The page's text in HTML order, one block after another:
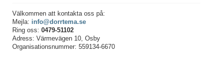
Välkommen att kontakta oss på:
Mejla: info@dorrtema.se
Ring oss: 0479-51102
Adress: Värmevägen 10, Osby
Organisationsnummer: 559134-6670